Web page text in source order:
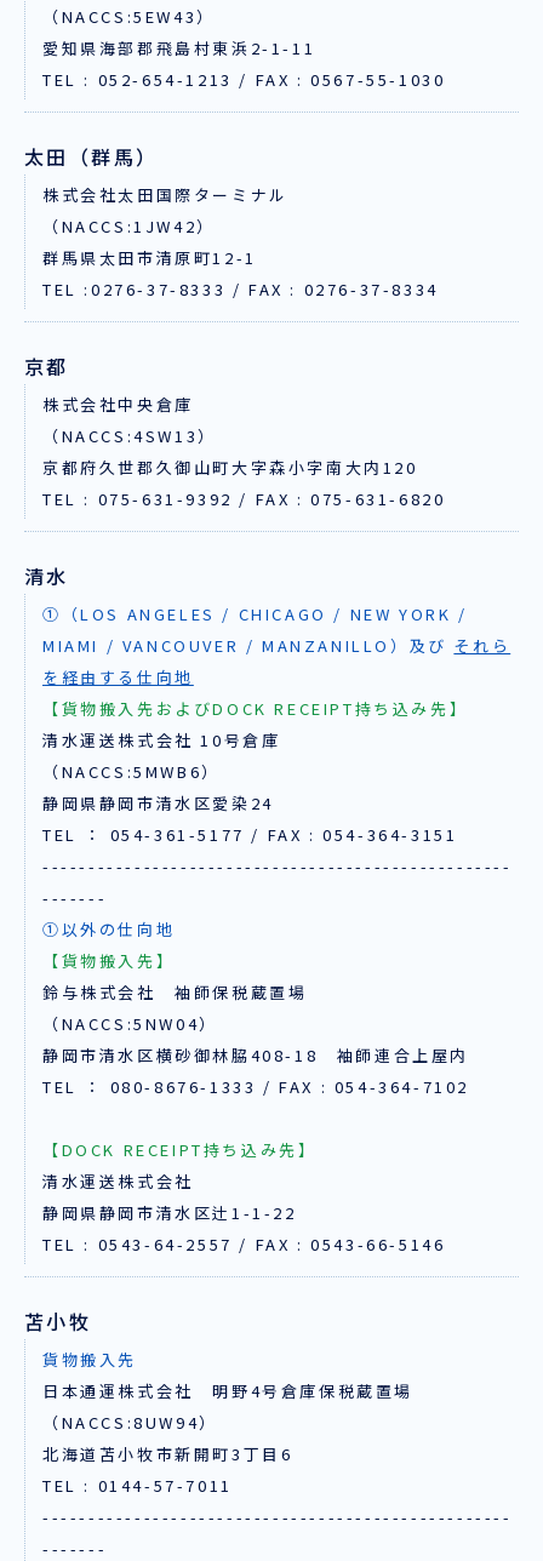
（NACCS:5EW43）
愛知県海部郡飛島村東浜2-1-11
TEL : 052-654-1213 / FAX : 0567-55-1030
太田（群馬）
株式会社太田国際ターミナル
（NACCS:1JW42）
群馬県太田市清原町12-1
TEL :0276-37-8333 / FAX : 0276-37-8334
京都
株式会社中央倉庫
（NACCS:4SW13）
京都府久世郡久御山町大字森小字南大内120
TEL : 075-631-9392 / FAX : 075-631-6820
清水
①（LOS ANGELES / CHICAGO / NEW YORK /
MIAMI / VANCOUVER / MANZANILLO）及び それら
を経由する仕向地
【貨物搬入先およびDOCK RECEIPT持ち込み先】
清水運送株式会社 10号倉庫
（NACCS:5MWB6）
静岡県静岡市清水区愛染24
TEL ： 054-361-5177 / FAX : 054-364-3151
---------------------------------------------------
-------
①以外の仕向地
【貨物搬入先】
鈴与株式会社 袖師保税蔵置場
（NACCS:5NW04）
静岡市清水区横砂御林脇408-18 袖師連合上屋内
TEL ： 080-8676-1333 / FAX : 054-364-7102
【DOCK RECEIPT持ち込み先】
清水運送株式会社
静岡県静岡市清水区辻1-1-22
TEL : 0543-64-2557 / FAX : 0543-66-5146
苫小牧
貨物搬入先
日本通運株式会社 明野4号倉庫保税蔵置場
（NACCS:8UW94）
北海道苫小牧市新開町3丁目6
TEL : 0144-57-7011
---------------------------------------------------
-------